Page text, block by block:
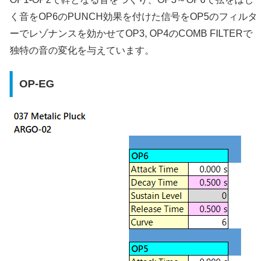
く音をOP6のPUNCH効果を付けた信号をOP5のフィルタ
ーでレゾナンスを効かせてOP3, OP4のCOMB FILTERで
独特の音の変化を与えています。
OP-EG